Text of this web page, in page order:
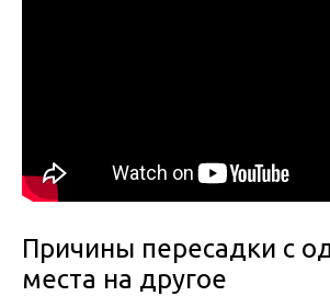
Причины пересадки с
места на другое